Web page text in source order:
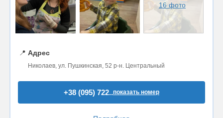
16 фото
📍 Адрес
Николаев, ул. Пушкинская, 52 р-н. Центральный
+38 (095) 722..показать номер